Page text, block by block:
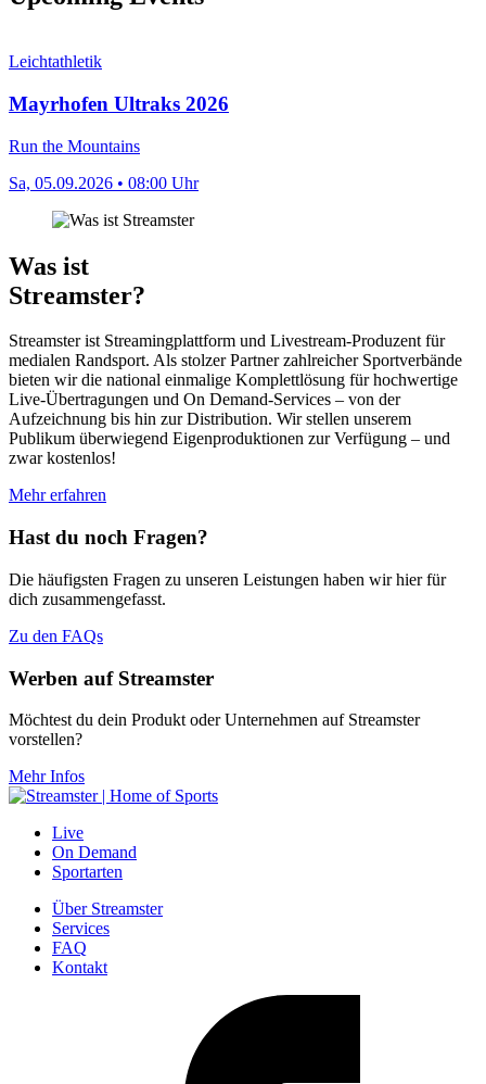
Leichtathletik
Mayrhofen Ultraks 2026
Run the Mountains
Sa, 05.09.2026 • 08:00 Uhr
Was ist
Streamster?
Streamster ist Streamingplattform und Livestream-Produzent für
medialen Randsport. Als stolzer Partner zahlreicher Sportverbände
bieten wir die national einmalige Komplettlösung für hochwertige
Live-Übertragungen und On Demand-Services – von der
Aufzeichnung bis hin zur Distribution. Wir stellen unserem
Publikum überwiegend Eigenproduktionen zur Verfügung – und
zwar kostenlos!
Mehr erfahren
Hast du noch Fragen?
Die häufigsten Fragen zu unseren Leistungen haben wir hier für
dich zusammengefasst.
Zu den FAQs
Werben auf Streamster
Möchtest du dein Produkt oder Unternehmen auf Streamster
vorstellen?
Mehr Infos
Live
On Demand
Sportarten
Über Streamster
Services
FAQ
Kontakt